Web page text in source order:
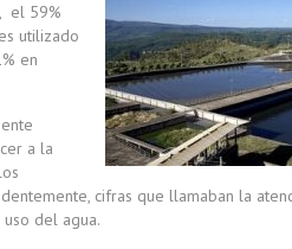
el 59%
utilizado
en
a la
cifras que llamaban la
del agua.